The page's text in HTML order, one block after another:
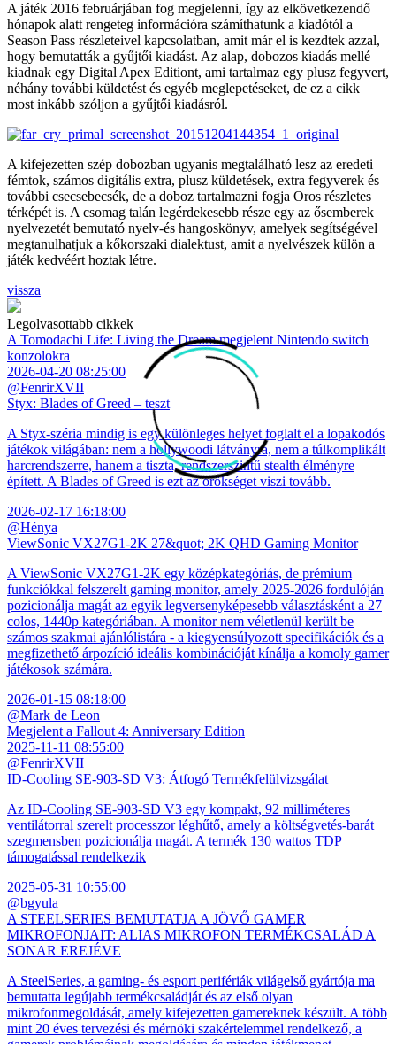
A játék 2016 februárjában fog megjelenni, így az elkövetkezendő
hónapok alatt rengeteg információra számíthatunk a kiadótól a
Season Pass részleteivel kapcsolatban, amit már el is kezdtek azzal,
hogy bemutatták a gyűjtői kiadást. Az alap, dobozos kiadás mellé
kiadnak egy Digital Apex Editiont, ami tartalmaz egy plusz fegyvert,
néhány további küldetést és egyéb meglepetéseket, de ez a cikk
most inkább szóljon a gyűjtői kiadásról.
A kifejezetten szép dobozban ugyanis megtalálható lesz az eredeti
fémtok, számos digitális extra, plusz küldetések, extra fegyverek és
további csecsebecsék, de a doboz tartalmazni fogja Oros részletes
térképét is. A csomag talán legérdekesebb része egy az ősemberek
nyelvezetét bemutató nyelv-és hangoskönyv, amelyek segítségével
megtanulhatjuk a kőkorszaki dialektust, amit a nyelvészek külön a
játék kedvéért hoztak létre.
vissza
Legolvasottabb cikkek
A Tomodachi Life: Living the Dream megjelent Nintendo switch
konzolokra
2026-04-20 08:25:00
@FenrirXVII
Styx: Blades of Greed – teszt
A Styx-széria mindig is egy különleges helyet foglalt el a lopakodós
játékok világában: nem a hollywoodi látványra, nem a túlkomplikált
harcrendszerre, hanem a tiszta, rendszerszintű stealth élményre
épített. A Blades of Greed is ezt az örökséget viszi tovább.
2026-02-17 16:18:00
@Hénya
ViewSonic VX27G1-2K 27&quot; 2K QHD Gaming Monitor
A ViewSonic VX27G1-2K egy középkategóriás, de prémium
funkciókkal felszerelt gaming monitor, amely 2025-2026 fordulóján
pozicionálja magát az egyik legversenyképesebb választásként a 27
colos, 1440p kategóriában. A monitor nem véletlenül került be
számos szakmai ajánlólistára - a kiegyensúlyozott specifikációk és a
megfizethető árpozíció ideális kombinációját kínálja a komoly gamer
játékosok számára.
2026-01-15 08:18:00
@Mark de Leon
Megjelent a Fallout 4: Anniversary Edition
2025-11-11 08:55:00
@FenrirXVII
ID-Cooling SE-903-SD V3: Átfogó Termékfelülvizsgálat
Az ID-Cooling SE-903-SD V3 egy kompakt, 92 milliméteres
ventilátorral szerelt processzor léghűtő, amely a költségvetés-barát
szegmensben pozicionálja magát. A termék 130 wattos TDP
támogatással rendelkezik
2025-05-31 10:55:00
@bgyula
A STEELSERIES BEMUTATJA A JÖVŐ GAMER
MIKROFONJAIT: ALIAS MIKROFON TERMÉKCSALÁD A
SONAR EREJÉVE
A SteelSeries, a gaming- és esport perifériák világelső gyártója ma
bemutatta legújabb termékcsaládját és az első olyan
mikrofonmegoldását, amely kifejezetten gamereknek készült. A több
mint 20 éves tervezési és mérnöki szakértelemmel rendelkező, a